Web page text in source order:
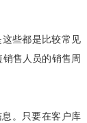
些都是比较常见
售人员的销售周
。只要在客户库